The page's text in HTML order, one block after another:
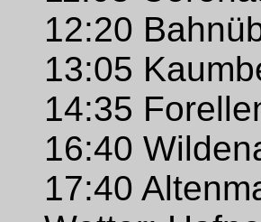
12:20
13:05
14:35
16:40
17:40